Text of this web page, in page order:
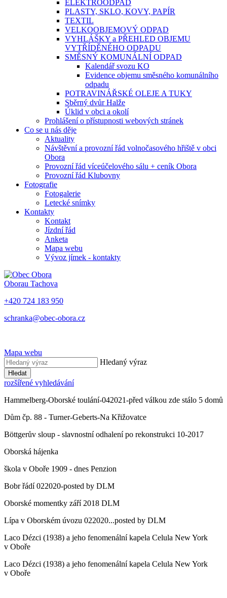
ELEKTROODPAD
PLASTY, SKLO, KOVY, PAPÍR
TEXTIL
VELKOOBJEMOVÝ ODPAD
VYHLÁŠKY a PŘEHLED OBJEMU
VYTŘÍDĚNÉHO ODPADU
SMĚSNÝ KOMUNÁLNÍ ODPAD
Kalendář svozu KO
Evidence objemu směsného komunálního
odpadu
POTRAVINÁŘSKÉ OLEJE A TUKY
Sběrný dvůr Halže
Úklid v obci a okolí
Prohlášení o přístupnosti webových stránek
Co se u nás děje
Aktuality
Návštěvní a provozní řád volnočasového hřiště v obci
Obora
Provozní řád víceúčelového sálu + ceník Obora
Provozní řád Klubovny
Fotografie
Fotogalerie
Letecké snímky
Kontakty
Kontakt
Jízdní řád
Anketa
Mapa webu
Vývoz jímek - kontakty
Oborau Tachova
+420 724 183 950
schranka@obec-obora.cz
Mapa webu
Hledaný výraz
Hledat
rozšířené vyhledávání
Hammelberg-Oborské toulání-042021-před válkou zde stálo 5 domů
Dům čp. 88 - Turner-Geberts-Na Křižovatce
Böttgerův sloup - slavnostní odhalení po rekonstrukci 10-2017
Oborská hájenka
škola v Oboře 1909 - dnes Penzion
Bobr řádí 022020-posted by DLM
Oborské momentky září 2018 DLM
Lípa v Oborském úvozu 022020...posted by DLM
Laco Dézci (1938) a jeho fenomenální kapela Celula New York
v Oboře
Laco Dézci (1938) a jeho fenomenální kapela Celula New York
v Oboře